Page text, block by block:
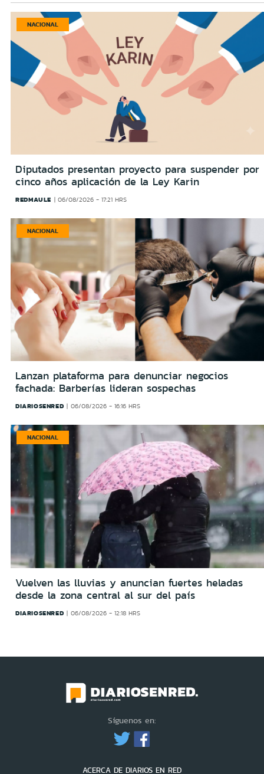
NACIONAL
Diputados presentan proyecto para suspender por
cinco años aplicación de la Ley Karin
REDMAULE 06/08/2026 - 17:21 HRS
NACIONAL
Lanzan plataforma para denunciar negocios
fachada: Barberías lideran sospechas
DIARIOSENRED 06/08/2026 - 16:16 HRS
NACIONAL
Vuelven las lluvias y anuncian fuertes heladas
desde la zona central al sur del país
DIARIOSENRED 06/08/2026 - 12:18 HRS
Síguenos en:
ACERCA DE DIARIOS EN RED